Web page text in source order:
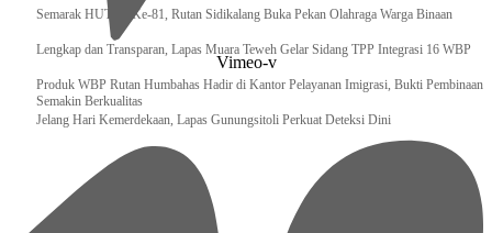
Semarak HUT RI Ke-81, Rutan Sidikalang Buka Pekan Olahraga Warga Binaan
Lengkap dan Transparan, Lapas Muara Teweh Gelar Sidang TPP Integrasi 16 WBP
Produk WBP Rutan Humbahas Hadir di Kantor Pelayanan Imigrasi, Bukti Pembinaan
Semakin Berkualitas
Jelang Hari Kemerdekaan, Lapas Gunungsitoli Perkuat Deteksi Dini
Vimeo-v